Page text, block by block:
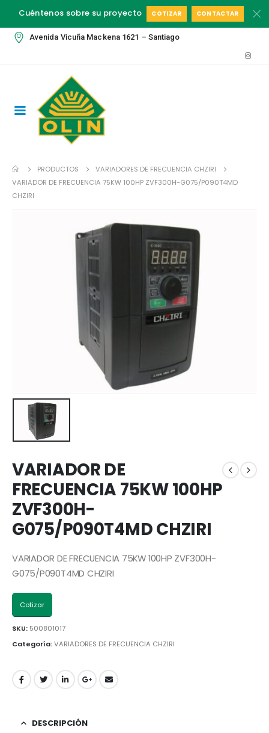
Cuéntenos sobre su proyecto COTIZAR CONTACTAR
Avenida Vicuña Mackena 1621 – Santiago
PRODUCTOS
VARIADORES DE FRECUENCIA CHZIRI
VARIADOR DE FRECUENCIA 75KW 100HP ZVF300H-G075/P090T4MD
CHZIRI
VARIADOR DE
FRECUENCIA 75KW 100HP
ZVF300H-
G075/P090T4MD CHZIRI
VARIADOR DE FRECUENCIA 75KW 100HP ZVF300H-
G075/P090T4MD CHZIRI
Cotizar
SKU: 500801017
Categoría:VARIADORES DE FRECUENCIA CHZIRI
DESCRIPCIÓN